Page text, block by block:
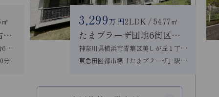
青葉区しらとり台 中古戸建
神奈川県横浜市青葉区しらとり台60-58
分
3,299万円2LDK / 54.77㎡
たまプラーザ団地6街区３号棟
神奈川県横浜市青葉区美しが丘１丁目21
東急田園都市線「たまプラーザ」駅 徒歩12分